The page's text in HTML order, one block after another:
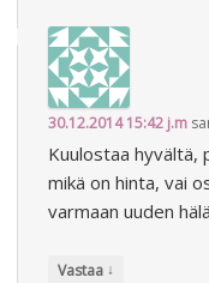
30.12.2014 15:42 j.m
Kuulostaa hyvältä,
mikä on hinta, vai
varmaan uuden
Vastaa ↓